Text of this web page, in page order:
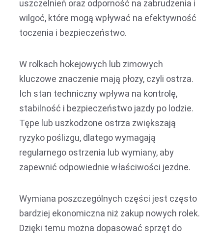
uszczelnień oraz odporność na zabrudzenia i
wilgoć, które mogą wpływać na efektywność
toczenia i bezpieczeństwo.
W rolkach hokejowych lub zimowych
kluczowe znaczenie mają płozy, czyli ostrza.
Ich stan techniczny wpływa na kontrolę,
stabilność i bezpieczeństwo jazdy po lodzie.
Tępe lub uszkodzone ostrza zwiększają
ryzyko poślizgu, dlatego wymagają
regularnego ostrzenia lub wymiany, aby
zapewnić odpowiednie właściwości jezdne.
Wymiana poszczególnych części jest często
bardziej ekonomiczna niż zakup nowych rolek.
Dzięki temu można dopasować sprzęt do